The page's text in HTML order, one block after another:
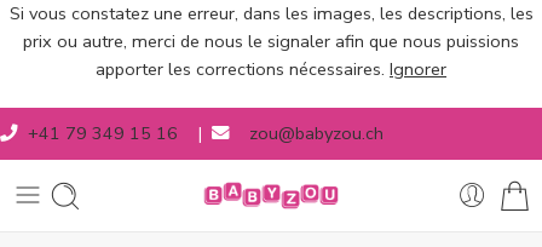
Si vous constatez une erreur, dans les images, les descriptions, les
prix ou autre, merci de nous le signaler afin que nous puissions
apporter les corrections nécessaires. Ignorer
+41 79 349 15 16 | zou@babyzou.ch